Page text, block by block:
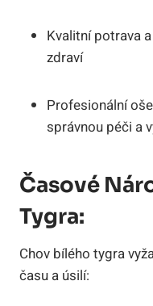
Kvalitní potrava
zdraví
Profesionální
správnou péči a​
Časové
Tygra:
Chov bílého tygra‌
⁣času a úsilí: